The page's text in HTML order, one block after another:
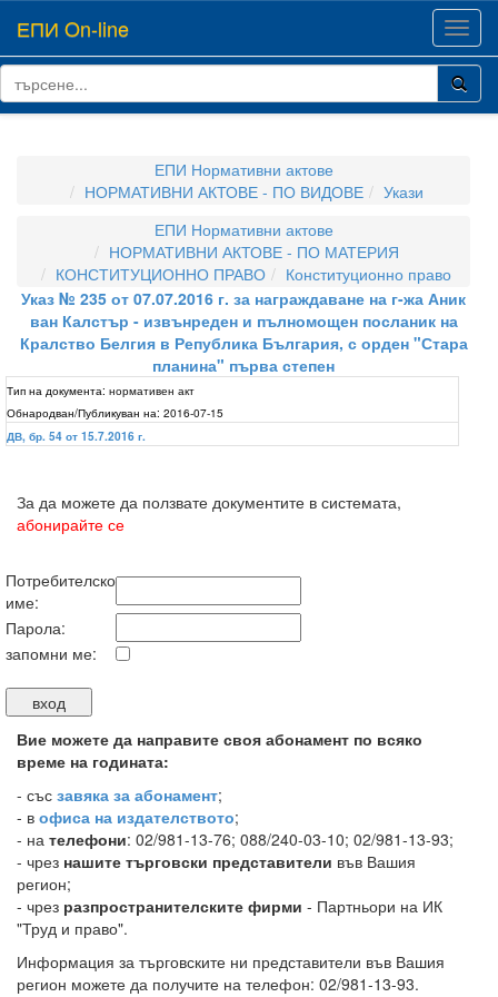
ЕПИ On-line
ЕПИ Нормативни актове
НОРМАТИВНИ АКТОВЕ - ПО ВИДОВЕ
Укази
ЕПИ Нормативни актове
НОРМАТИВНИ АКТОВЕ - ПО МАТЕРИЯ
КОНСТИТУЦИОННО ПРАВО
Конституционно право
Указ № 235 от 07.07.2016 г. за награждаване на г-жа Аник
ван Калстър - извънреден и пълномощен посланик на
Кралство Белгия в Република България, с орден "Стара
планина" първа степен
Тип на документа: нормативен акт
Обнародван/Публикуван на: 2016-07-15
ДВ, бр. 54 от 15.7.2016 г.
За да можете да ползвате документите в системата,
абонирайте се
Потребителско
име:
Парола:
запомни ме:
Вие можете да направите своя абонамент по всяко
време на годината:
- със завяка за абонамент;
- в офиса на издателството;
- на телефони: 02/981-13-76; 088/240-03-10; 02/981-13-93;
- чрез нашите търговски представители във Вашия
регион;
- чрез разпространителските фирми - Партньори на ИК
"Труд и право".
Информация за търговските ни представители във Вашия
регион можете да получите на телефон: 02/981-13-93.